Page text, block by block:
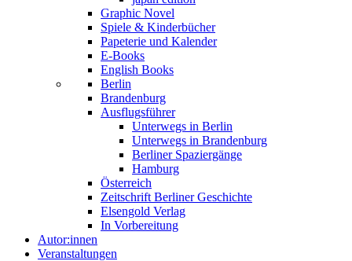
Graphic Novel
Spiele & Kinderbücher
Papeterie und Kalender
E-Books
English Books
Berlin
Brandenburg
Ausflugsführer
Unterwegs in Berlin
Unterwegs in Brandenburg
Berliner Spaziergänge
Hamburg
Österreich
Zeitschrift Berliner Geschichte
Elsengold Verlag
In Vorbereitung
Autor:innen
Veranstaltungen